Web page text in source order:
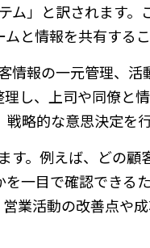
」と訳されます。
と情報を共有するこ
情報の一元管理、
し、上司や同僚と
略的な意思決定を
。例えば、どの
一目で確認できる
業活動の改善点や